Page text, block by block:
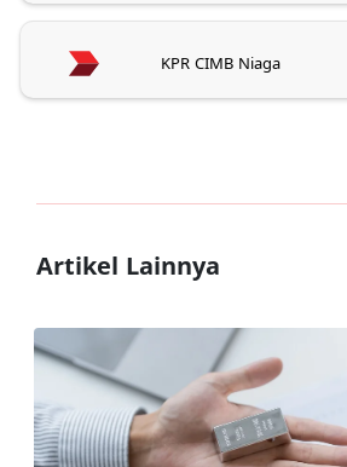
KPR CIMB Niaga
Artikel Lainnya